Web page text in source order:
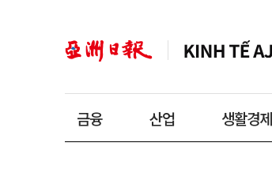
금융 산업 생활경제